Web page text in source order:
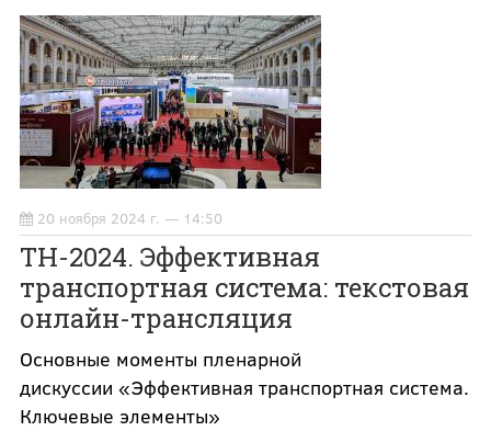
20 ноября 2024 г. — 14:50
ТН-2024. Эффективная
транспортная система: текстовая
онлайн-трансляция
Основные моменты пленарной
дискуссии «Эффективная транспортная система.
Ключевые элементы»